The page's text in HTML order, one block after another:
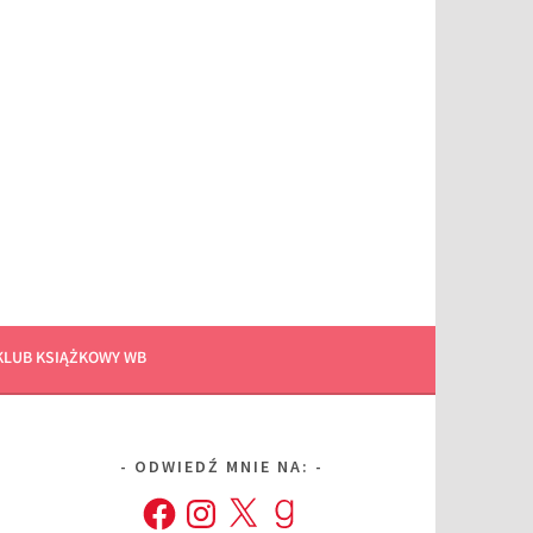
KSIĄŻKOWY WB
ODWIEDŹ MNIE NA:
FacebookInstagram
X Goodreads